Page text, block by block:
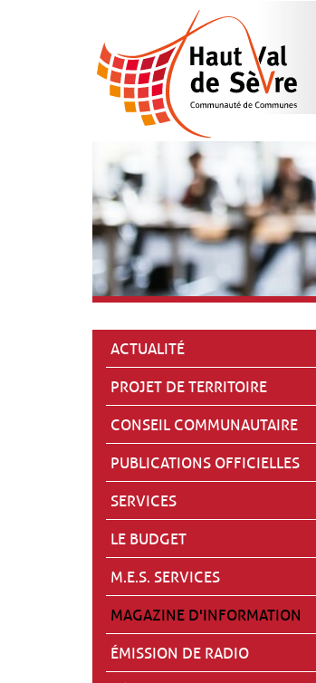
ACTUALITÉ
PROJET DE TERRITOIRE
CONSEIL COMMUNAUTAIRE
PUBLICATIONS OFFICIELLES
SERVICES
LE BUDGET
M.E.S. SERVICES
MAGAZINE D'INFORMATION
ÉMISSION DE RADIO